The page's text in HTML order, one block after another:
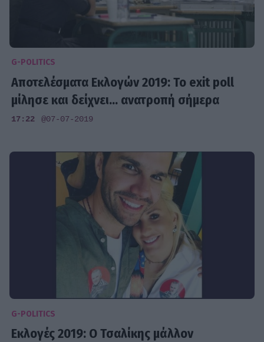
G-POLITICS
Αποτελέσματα Εκλογών 2019: Το exit poll
μίλησε και δείχνει... ανατροπή σήμερα
17:22 @07-07-2019
G-POLITICS
Eκλογές 2019: O Τσαλίκης μάλλον